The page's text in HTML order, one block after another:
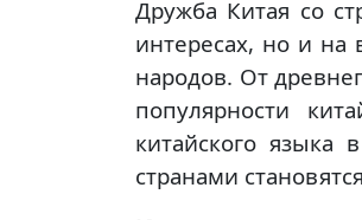
Дружба Китая со
интересах, но и на
народов. От
популярности
китайского
странами